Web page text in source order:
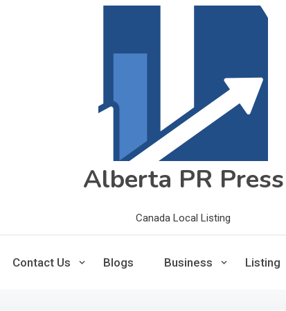
Alberta PR Press
Canada Local Listing
Contact Us Blogs Business Listing